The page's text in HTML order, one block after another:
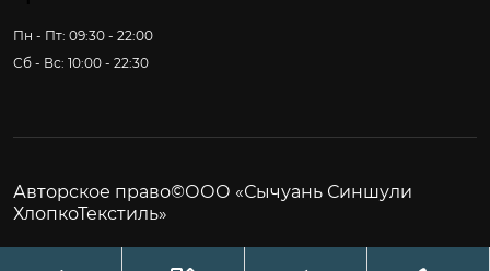
Пн - Пт: 09:30 - 22:00
Сб - Вс: 10:00 - 22:30
Авторское право©ООО «Сычуань Синшули
ХлопкоТекстиль»